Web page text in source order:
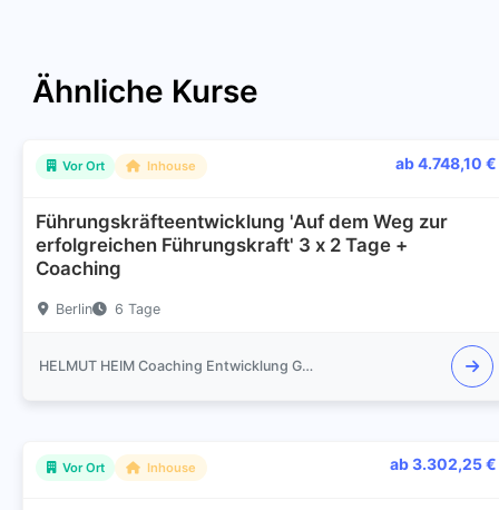
Ähnliche Kurse
Vor Ort Inhouse ab 4.748,10 €
Führungskräfteentwicklung 'Auf dem Weg zur
erfolgreichen Führungskraft' 3 x 2 Tage +
Coaching
Berlin 6 Tage
HELMUT HEIM Coaching Entwicklung Gespräch Training
Vor Ort Inhouse ab 3.302,25 €